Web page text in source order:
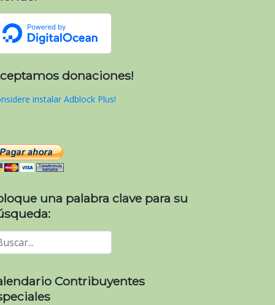
donaciones!
instalar Adblock Plus!
una palabra clave para su
Contribuyentes